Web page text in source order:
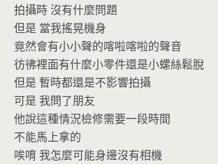
拍攝時 沒有什麼問題
但是 當我搖晃機身
竟然會有小小聲的喀啦喀啦的聲音
彷彿裡面有什麼小零件還是小螺絲鬆脫
但是 暫時都還是不影響拍攝
可是 我問了朋友
他說這種情況檢修需要一段時間
不能馬上拿的
唉唷 我怎麼可能身邊沒有相機